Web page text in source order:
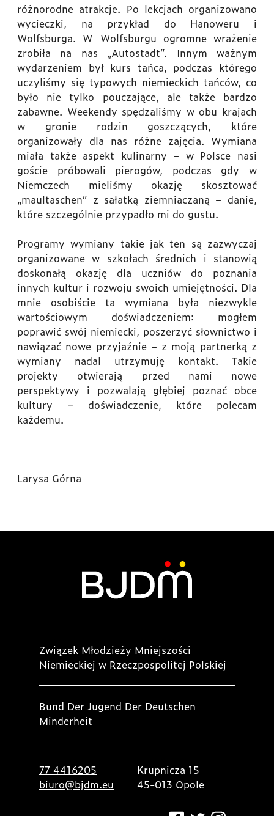
różnorodne atrakcje. Po lekcjach organizowano
wycieczki, na przykład do Hanoweru i
Wolfsburga. W Wolfsburgu ogromne wrażenie
zrobiła na nas „Autostadt”. Innym ważnym
wydarzeniem był kurs tańca, podczas którego
uczyliśmy się typowych niemieckich tańców, co
było nie tylko pouczające, ale także bardzo
zabawne. Weekendy spędzaliśmy w obu krajach
w gronie rodzin goszczących, które
organizowały dla nas różne zajęcia. Wymiana
miała także aspekt kulinarny – w Polsce nasi
goście próbowali pierogów, podczas gdy w
Niemczech mieliśmy okazję skosztować
„maultaschen” z sałatką ziemniaczaną – danie,
które szczególnie przypadło mi do gustu.
Programy wymiany takie jak ten są zazwyczaj
organizowane w szkołach średnich i stanowią
doskonałą okazję dla uczniów do poznania
innych kultur i rozwoju swoich umiejętności. Dla
mnie osobiście ta wymiana była niezwykle
wartościowym doświadczeniem: mogłem
poprawić swój niemiecki, poszerzyć słownictwo i
nawiązać nowe przyjaźnie – z moją partnerką z
wymiany nadal utrzymuję kontakt. Takie
projekty otwierają przed nami nowe
perspektywy i pozwalają głębiej poznać obce
kultury – doświadczenie, które polecam
każdemu.
Larysa Górna
Związek Młodzieży Mniejszości
Niemieckiej w Rzeczpospolitej Polskiej
Bund Der Jugend Der Deutschen
Minderheit
77 4416205
biuro@bjdm.eu
Krupnicza 15
45-013 Opole